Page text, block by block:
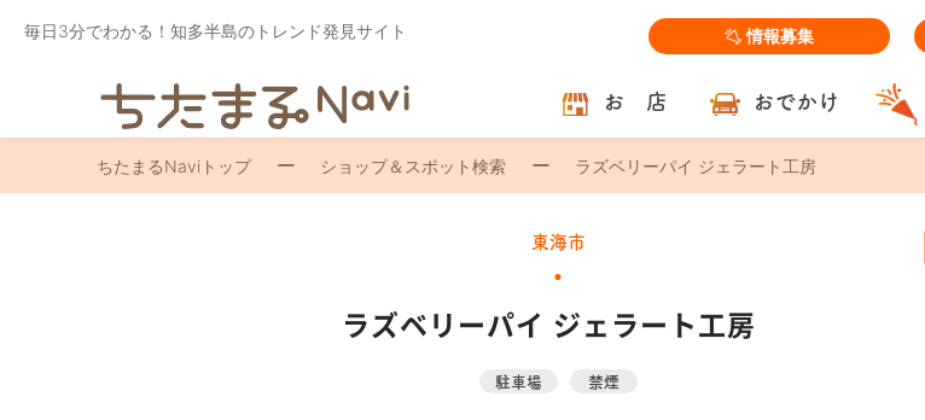
毎日3分でわかる！知多半島のトレンド発見サイト 情報募集
お 店 おでかけ
ちたまるNaviトップ ショップ＆スポット検索 ラズベリーパイ ジェラート工房
東海市
ラズベリーパイ ジェラート工房
駐車場 禁煙